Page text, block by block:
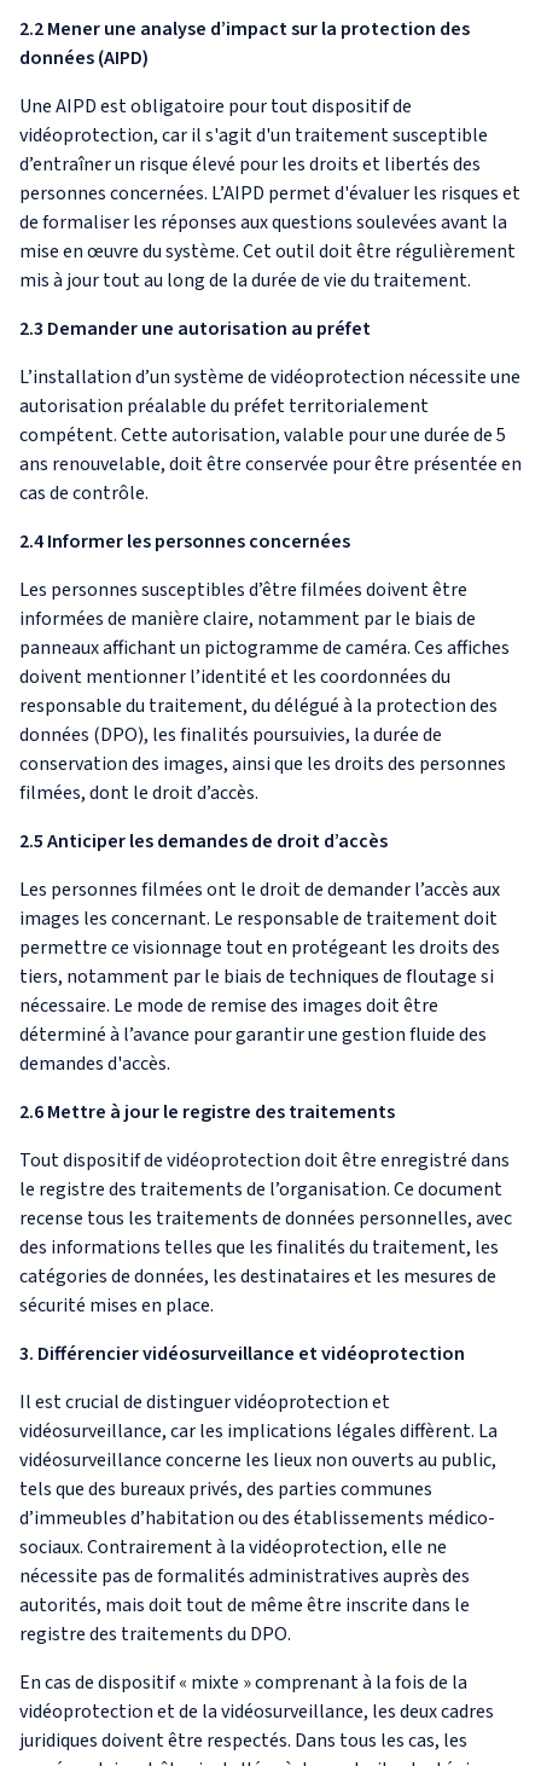
2.2 Mener une analyse d’impact sur la protection des
données (AIPD)
Une AIPD est obligatoire pour tout dispositif de
vidéoprotection, car il s'agit d'un traitement susceptible
d’entraîner un risque élevé pour les droits et libertés des
personnes concernées. L’AIPD permet d'évaluer les risques et
de formaliser les réponses aux questions soulevées avant la
mise en œuvre du système. Cet outil doit être régulièrement
mis à jour tout au long de la durée de vie du traitement.
2.3 Demander une autorisation au préfet
L’installation d’un système de vidéoprotection nécessite une
autorisation préalable du préfet territorialement
compétent. Cette autorisation, valable pour une durée de 5
ans renouvelable, doit être conservée pour être présentée en
cas de contrôle.
2.4 Informer les personnes concernées
Les personnes susceptibles d’être filmées doivent être
informées de manière claire, notamment par le biais de
panneaux affichant un pictogramme de caméra. Ces affiches
doivent mentionner l’identité et les coordonnées du
responsable du traitement, du délégué à la protection des
données (DPO), les finalités poursuivies, la durée de
conservation des images, ainsi que les droits des personnes
filmées, dont le droit d’accès.
2.5 Anticiper les demandes de droit d’accès
Les personnes filmées ont le droit de demander l’accès aux
images les concernant. Le responsable de traitement doit
permettre ce visionnage tout en protégeant les droits des
tiers, notamment par le biais de techniques de floutage si
nécessaire. Le mode de remise des images doit être
déterminé à l’avance pour garantir une gestion fluide des
demandes d'accès.
2.6 Mettre à jour le registre des traitements
Tout dispositif de vidéoprotection doit être enregistré dans
le registre des traitements de l’organisation. Ce document
recense tous les traitements de données personnelles, avec
des informations telles que les finalités du traitement, les
catégories de données, les destinataires et les mesures de
sécurité mises en place.
3. Différencier vidéosurveillance et vidéoprotection
Il est crucial de distinguer vidéoprotection et
vidéosurveillance, car les implications légales diffèrent. La
vidéosurveillance concerne les lieux non ouverts au public,
tels que des bureaux privés, des parties communes
d’immeubles d’habitation ou des établissements médico-
sociaux. Contrairement à la vidéoprotection, elle ne
nécessite pas de formalités administratives auprès des
autorités, mais doit tout de même être inscrite dans le
registre des traitements du DPO.
En cas de dispositif « mixte » comprenant à la fois de la
vidéoprotection et de la vidéosurveillance, les deux cadres
juridiques doivent être respectés. Dans tous les cas, les